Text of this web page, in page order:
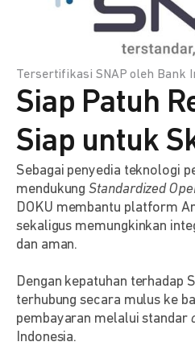
Tersertifikasi SNAP oleh Bank
Siap Patuh
Siap untuk
Sebagai penyedia teknologi
mendukungStandardized
DOKU membantu platform
sekaligus memungkinkan
dan aman.
Dengan kepatuhan terhadap
terhubung secara mulus ke
pembayaran melalui standar
Indonesia.